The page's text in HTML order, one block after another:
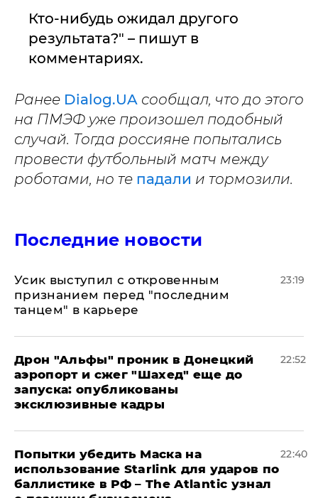
Кто-нибудь ожидал другого
результата?" – пишут в
комментариях.
Ранее Dialog.UA сообщал, что до этого
на ПМЭФ уже произошел подобный
случай. Тогда россияне попытались
провести футбольный матч между
роботами, но те падали и тормозили.
Последние новости
Усик выступил с откровенным
признанием перед "последним
танцем" в карьере
23:19
Дрон "Альфы" проник в Донецкий
аэропорт и сжег "Шахед" еще до
запуска: опубликованы
эксклюзивные кадры
22:52
Попытки убедить Маска на
использование Starlink для ударов по
баллистике в РФ – The Atlantic узнал
22:40